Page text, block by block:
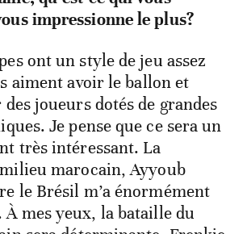
impressionne le plus?
ont un style de jeu assez
aiment avoir le ballon et
des joueurs dotés de grandes
Je pense que ce sera un
très intéressant. La
marocain, Ayyoub
le Brésil m’a énormément
mes yeux, la bataille du